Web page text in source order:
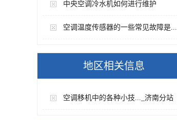
中央空调冷水机如何进行维护
空调温度传感器的一些常见故障是...
地区相关信息
空调移机中的各种小技..._济南分站